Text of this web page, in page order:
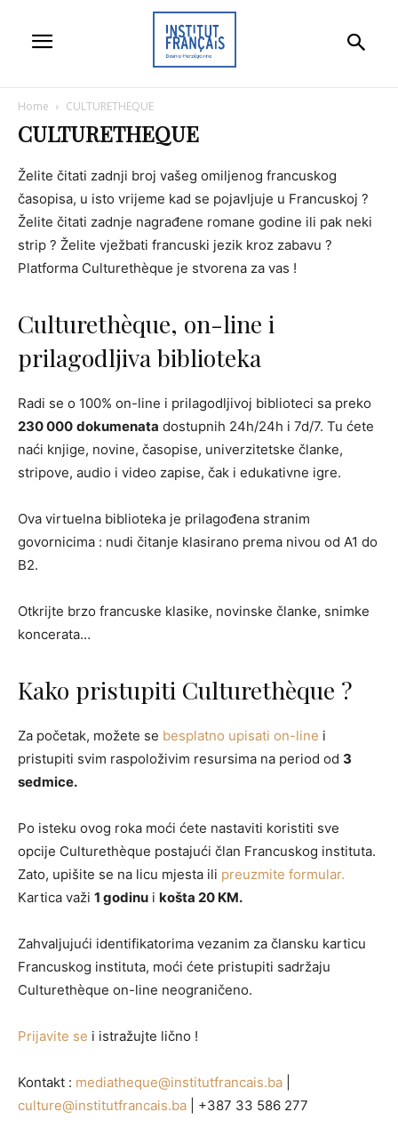
Home CULTURETHEQUE
CULTURETHEQUE
Želite čitati zadnji broj vašeg omiljenog francuskog
časopisa, u isto vrijeme kad se pojavljuje u Francuskoj ?
Želite čitati zadnje nagrađene romane godine ili pak neki
strip ? Želite vježbati francuski jezik kroz zabavu ?
Platforma Culturethèque je stvorena za vas !
Culturethèque, on-line i
prilagodljiva biblioteka
Radi se o 100% on-line i prilagodljivoj biblioteci sa preko
230 000 dokumenata dostupnih 24h/24h i 7d/7. Tu ćete
naći knjige, novine, časopise, univerzitetske članke,
stripove, audio i video zapise, čak i edukativne igre.
Ova virtuelna biblioteka je prilagođena stranim
govornicima : nudi čitanje klasirano prema nivou od A1 do
B2.
Otkrijte brzo francuske klasike, novinske članke, snimke
koncerata…
Kako pristupiti Culturethèque ?
Za početak, možete se besplatno upisati on-line i
pristupiti svim raspoloživim resursima na period od 3
sedmice.
Po isteku ovog roka moći ćete nastaviti koristiti sve
opcije Culturethèque postajući član Francuskog instituta.
Zato, upišite se na licu mjesta ili preuzmite formular.
Kartica važi 1 godinu i košta 20 KM.
Zahvaljujući identifikatorima vezanim za člansku karticu
Francuskog instituta, moći ćete pristupiti sadržaju
Culturethèque on-line neograničeno.
Prijavite se i istražujte lično !
Kontakt : mediatheque@institutfrancais.ba
culture@institutfrancais.ba | +387 33 586 277